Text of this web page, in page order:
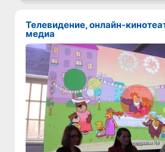
Телевидение, онлайн-кинотеатры, контент,
медиа
Смотреть видео